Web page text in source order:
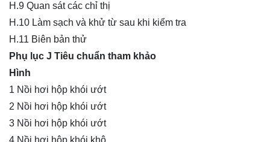
H.9 Quan sát các chỉ thị
H.10 Làm sạch và khử từ sau khi kiểm tra
H.11 Biên bản thử
Phụ lục J Tiêu chuẩn tham khảo
Hình
1 Nồi hơi hộp khói ướt
2 Nồi hơi hộp khói ướt
3 Nồi hơi hộp khói ướt
4 Nồi hơi hộp khói khô